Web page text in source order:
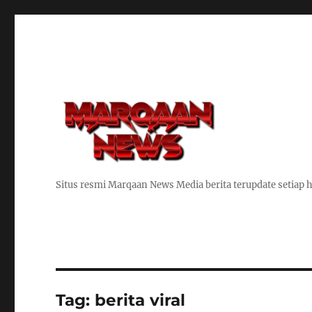
Situs resmi Marqaan News Media berita terupdate setiap
Tag: berita viral